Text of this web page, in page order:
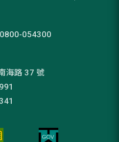
054300
海路 37 號